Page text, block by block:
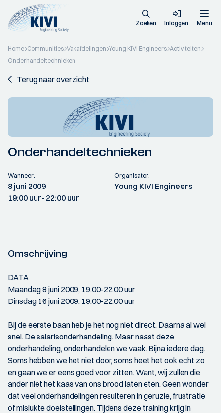
Zoeken Inloggen Menu
Home Communities Vakafdelingen Young KIVI Engineers Activiteiten
Onderhandeltechnieken
Terug naar overzicht
Onderhandeltechnieken
Wanneer:
8 juni 2009
19:00 uur- 22:00 uur
Organisator:
Young KIVI Engineers
Omschrijving
DATA
Maandag 8 juni 2009, 19.00-22.00 uur
Dinsdag 16 juni 2009, 19.00-22.00 uur
Bij de eerste baan heb je het nog niet direct. Daarna al wel
snel. De salarisonderhandeling. Maar naast deze
onderhandeling, onderhandelen we vaak. Bijna iedere dag.
Soms hebben we het niet door, soms heet het ook echt zo
en gaan we er eens goed voor zitten. Want, wij zullen die
ander niet het kaas van ons brood laten eten. Geen wonder
dat veel onderhandelingen resulteren in geruzie, frustratie
of mislukte doelstellingen. Tijdens deze training krijg in